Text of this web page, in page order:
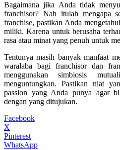
Bagaimana jika Anda tidak
franchisor? Nah itulah mengapa
franchise, pastikan Anda
miliki. Karena untuk berusaha
rasa atau minat yang penuh untuk
Tentunya masih banyak manfaat
waralaba bagi franchisor dan
menggunakan simbiosis
menguntungkan. Pastikan niat
passion yang Anda punya agar
dengan yang ditujukan.
Facebook
X
Pinterest
WhatsApp